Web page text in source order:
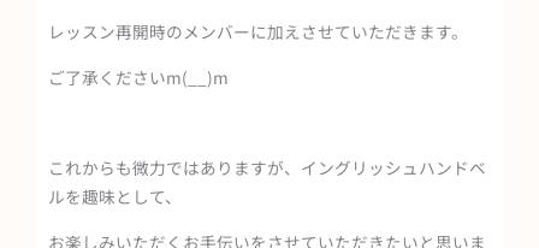
レッスン再開時のメンバーに加えさせていただきます。
ご了承くださいm(__)m
これからも微力ではありますが、イングリッシュハンドベ
ルを趣味として、
お楽しみいただくお手伝いをさせていただきたいと思いま